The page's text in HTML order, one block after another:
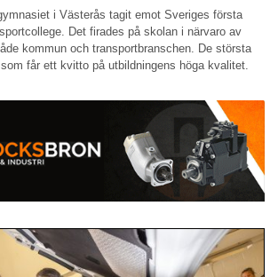
i Västerås tagit emot Sveriges första
Det firades på skolan i närvaro av
kommun och transportbranschen. De största
får ett kvitto på utbildningens höga kvalitet.